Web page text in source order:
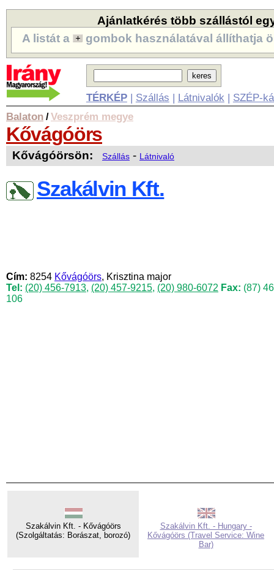
Ajánlatkérés több szállástól
A listát a
gombok használatával állíthatja
TÉRKÉP| Szállás | Látnivalók | SZÉP-
Balaton /Veszprém megye
Kővágóörs
Kővágóörsön: Szállás - Látnivaló
Szakálvin Kft.
Cím: 8254 Kővágóörs, Krisztina major
Tel: (20) 456-7913, (20) 457-9215, (20) 980-6072 Fax: (87)
106
Szakálvin Kft. - Kővágóörs
(Szolgáltatás: Borászat, borozó)
Szakálvin Kft. - Hungary -
Kővágóörs (Travel Service: Wine
Bar)